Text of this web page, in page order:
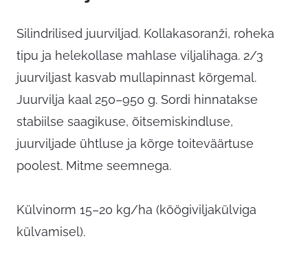
Silindrilised juurviljad. Kollakasoranži, roheka
tipu ja helekollase mahlase viljalihaga. 2/3
juurviljast kasvab mullapinnast kõrgemal.
Juurvilja kaal 250–950 g. Sordi hinnatakse
stabiilse saagikuse, õitsemiskindluse,
juurviljade ühtluse ja kõrge toiteväärtuse
poolest. Mitme seemnega.
Külvinorm 15–20 kg/ha (köögiviljakülviga
külvamisel).